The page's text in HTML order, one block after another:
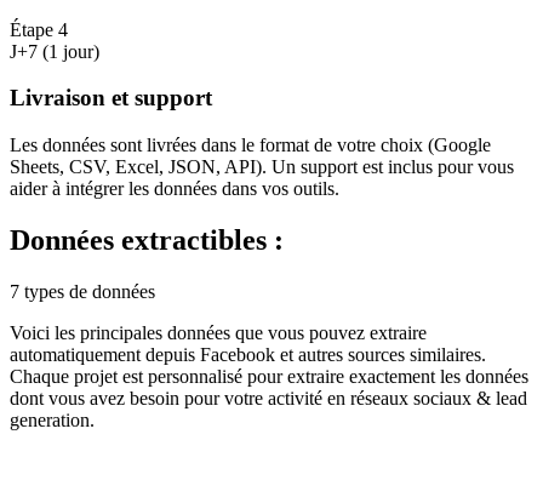
Étape 4
J+7 (1 jour)
Livraison et support
Les données sont livrées dans le format de votre choix (Google
Sheets, CSV, Excel, JSON, API). Un support est inclus pour vous
aider à intégrer les données dans vos outils.
Données extractibles :
7 types de données
Voici les principales données que vous pouvez extraire
automatiquement depuis Facebook et autres sources similaires.
Chaque projet est personnalisé pour extraire exactement les données
dont vous avez besoin pour votre activité en réseaux sociaux & lead
generation.